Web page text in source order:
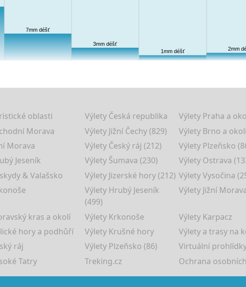
7mm déšť
3mm déšť
1mm déšť 2mm
oblasti Výlety Česká republika
Výlety Praha a
Morava Výlety Jižní Čechy (829)
Výlety Brno a
Morava Výlety Český ráj (212)
Výlety Plzeňsko
Jeseník Výlety Šumava (230)
Výlety Ostrava
& Valašsko Výlety Jizerské hory (212) Výlety Vysočina
Výlety Hrubý Jeseník
(499)
Výlety Jižní
kras a okolí Výlety Krkonoše
Výlety Karpacz
hory a podhůří Výlety Krušné hory
Výlety a trasy na
ráj Výlety Plzeňsko (86)
Virtuální
Tatry Treking.cz Ochrana